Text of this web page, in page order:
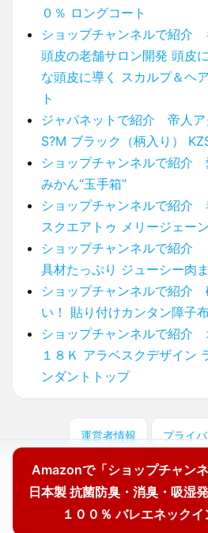
０％ ロングコート
ショップチャンネルで紹介
頭皮の老舗サロン開発 頭皮
な頭皮に導く スカルプ＆ヘ
ト
ジャパネットで紹介 帝人
S?M ブラック（柄入り）
ショップチャンネルで紹介
みかん“玉手箱”
ショップチャンネルで紹介
スクエアトゥ メリージェー
ショップチャンネルで紹介
具材たっぷり ジューシー肉
ショップチャンネルで紹介
い！ 貼り付けカンタン障子
ショップチャンネルで紹介
１８Ｋ アラベスクデザイン
ンダントトップ
Amazonで「ショップチャン
日本製 抗菌防臭・消臭・吸湿
１００％ バレエネック
運営者情報 プライ
© 2025 どこに売ってる？